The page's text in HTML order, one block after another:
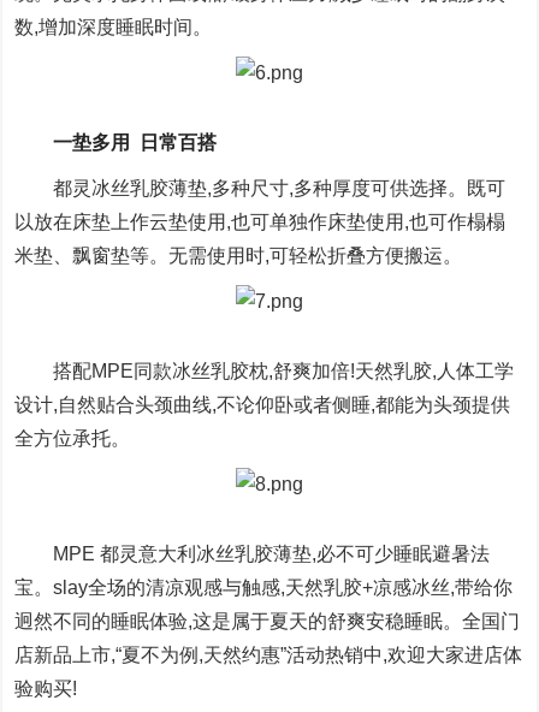
数,增加深度睡眠时间。
一垫多用 日常百搭
都灵冰丝乳胶薄垫,多种尺寸,多种厚度可供选择。既可
以放在床垫上作云垫使用,也可单独作床垫使用,也可作榻榻
米垫、飘窗垫等。无需使用时,可轻松折叠方便搬运。
搭配MPE同款冰丝乳胶枕,舒爽加倍!天然乳胶,人体工学
设计,自然贴合头颈曲线,不论仰卧或者侧睡,都能为头颈提供
全方位承托。
MPE 都灵意大利冰丝乳胶薄垫,必不可少睡眠避暑法
宝。slay全场的清凉观感与触感,天然乳胶+凉感冰丝,带给你
迥然不同的睡眠体验,这是属于夏天的舒爽安稳睡眠。全国门
店新品上市,“夏不为例,天然约惠”活动热销中,欢迎大家进店体
验购买!